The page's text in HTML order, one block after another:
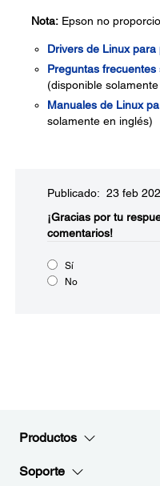
Nota: Epson no
Drivers de Linux
Preguntas
(disponible
Manuales de Linux
solamente en inglés)
Publicado: 23 feb
¡Gracias por tu
comentarios!
Sí
No
Productos
Soporte